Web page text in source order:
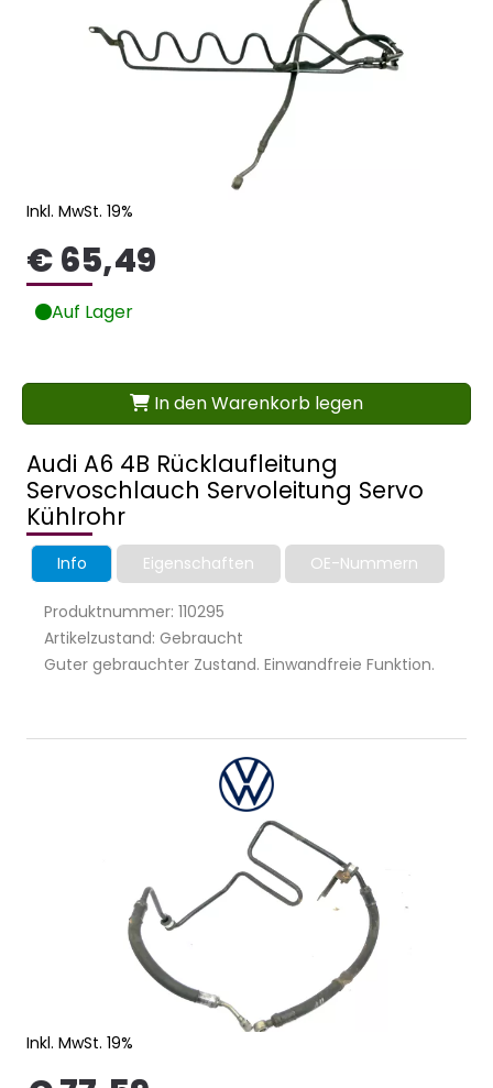
Audi A6 4B Rücklaufleitung
Servoschlauch Servoleitung Servo
Kühlrohr
Info Eigenschaften OE-Nummern
Produktnummer: 110295
Artikelzustand: Gebraucht
Guter gebrauchter Zustand. Einwandfreie Funktion.
Inkl. MwSt. 19%
€ 65,49
Auf Lager
In den Warenkorb legen
Inkl. MwSt. 19%